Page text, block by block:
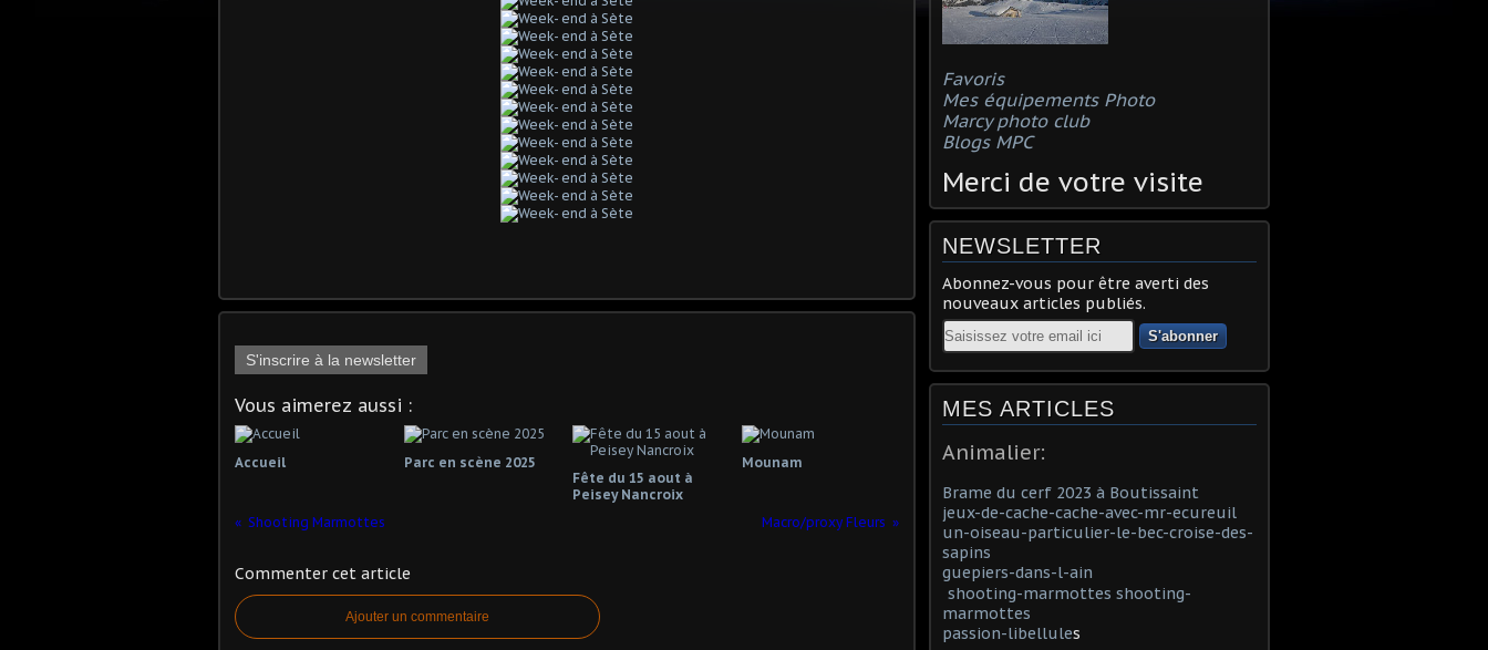
S'inscrire à la newsletter
Vous aimerez aussi :
Accueil
Parc en scène 2025
Fête du 15 aout à
Peisey Nancroix
Mounam
Shooting Marmottes Macro/proxy Fleurs
Commenter cet article
Ajouter un commentaire
Favoris
Mes équipements Photo
Marcy photo club
Blogs MPC
Merci de votre visite
NEWSLETTER
Abonnez-vous pour être averti des
nouveaux articles publiés.
Email
MES ARTICLES
Animalier:
Brame du cerf 2023 à Boutissaint
jeux-de-cache-cache-avec-mr-ecureuil
un-oiseau-particulier-le-bec-croise-des-
sapins
guepiers-dans-l-ain
shooting-marmottes shooting-
marmottes
passion-libellules